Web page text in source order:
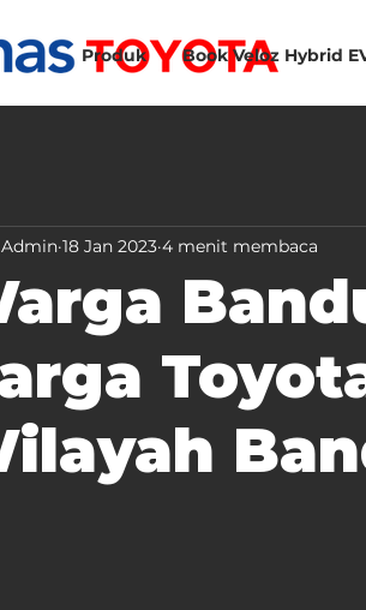
Produk Book Veloz Hybrid
Admin 18 Jan 2023 4 menit membaca